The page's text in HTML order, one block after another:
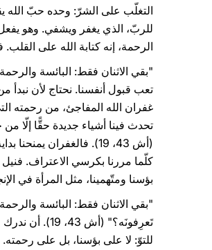
التغلّب على الشرّ: وحده حبّ الله
للربّ، الذي يغفر ويشفي. وهو
الرحمة، إنه كتابة الله على
"بقي الاثنان فقط: البائسة
تعب قبول أنفسنا. نحتاج لأن نبدأ
غفران الله المفاجئ، من رحمته
تحدث فينا أشياء جديدة حقًّا إلّا من
(أش 43، 19). فالغفران
كلّما مررنا بكرسي الاعتراف. فنيل
بؤسنا ومتّهمينا، مثل المرأة في
"بقي الاثنان فقط: البائسة
تَعرِفونَه؟"
للتوّ: لا على بؤسنا، بل على